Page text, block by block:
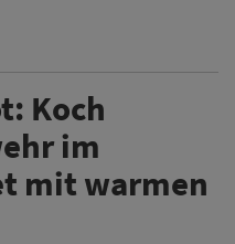
Koch
im
mit warmen